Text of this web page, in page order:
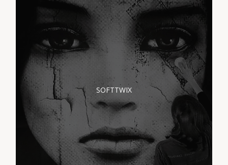
SOFTTWIX
PRÉSENTATION
SOFTTWIX